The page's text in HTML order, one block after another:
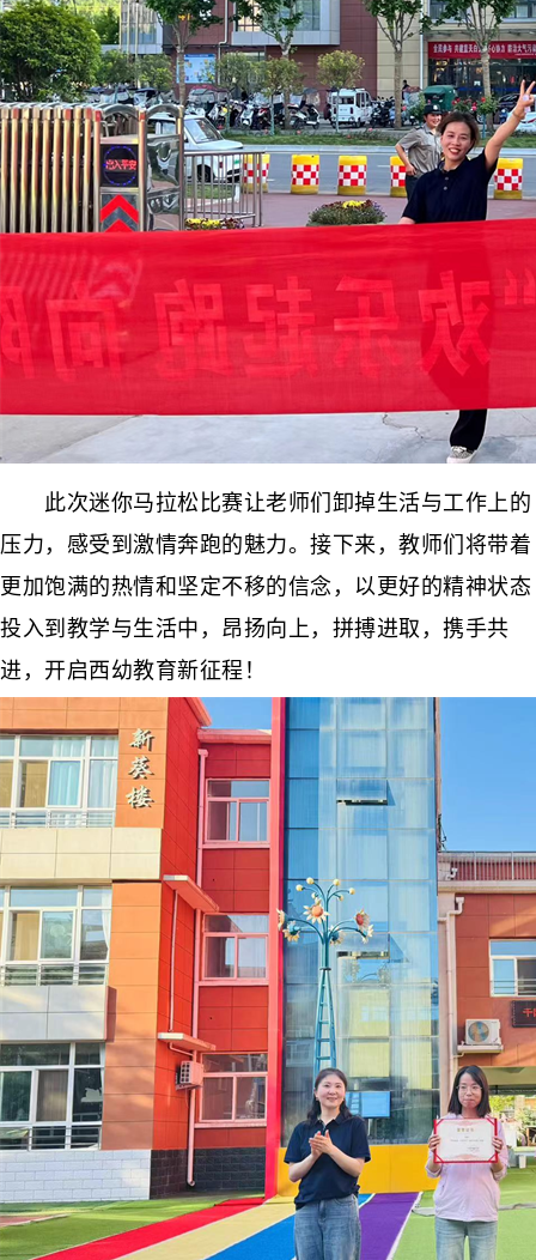
此次迷你马拉松比赛让老师们卸掉生活与工作上的
压力，感受到激情奔跑的魅力。接下来，教师们将带着
更加饱满的热情和坚定不移的信念，以更好的精神状态
投入到教学与生活中，昂扬向上，拼搏进取，携手共
进，开启西幼教育新征程！